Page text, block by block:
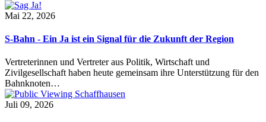
Mai 22, 2026
S-Bahn - Ein Ja ist ein Signal für die Zukunft der Region
Vertreterinnen und Vertreter aus Politik, Wirtschaft und
Zivilgesellschaft haben heute gemeinsam ihre Unterstützung für den
Bahnknoten…
Juli 09, 2026